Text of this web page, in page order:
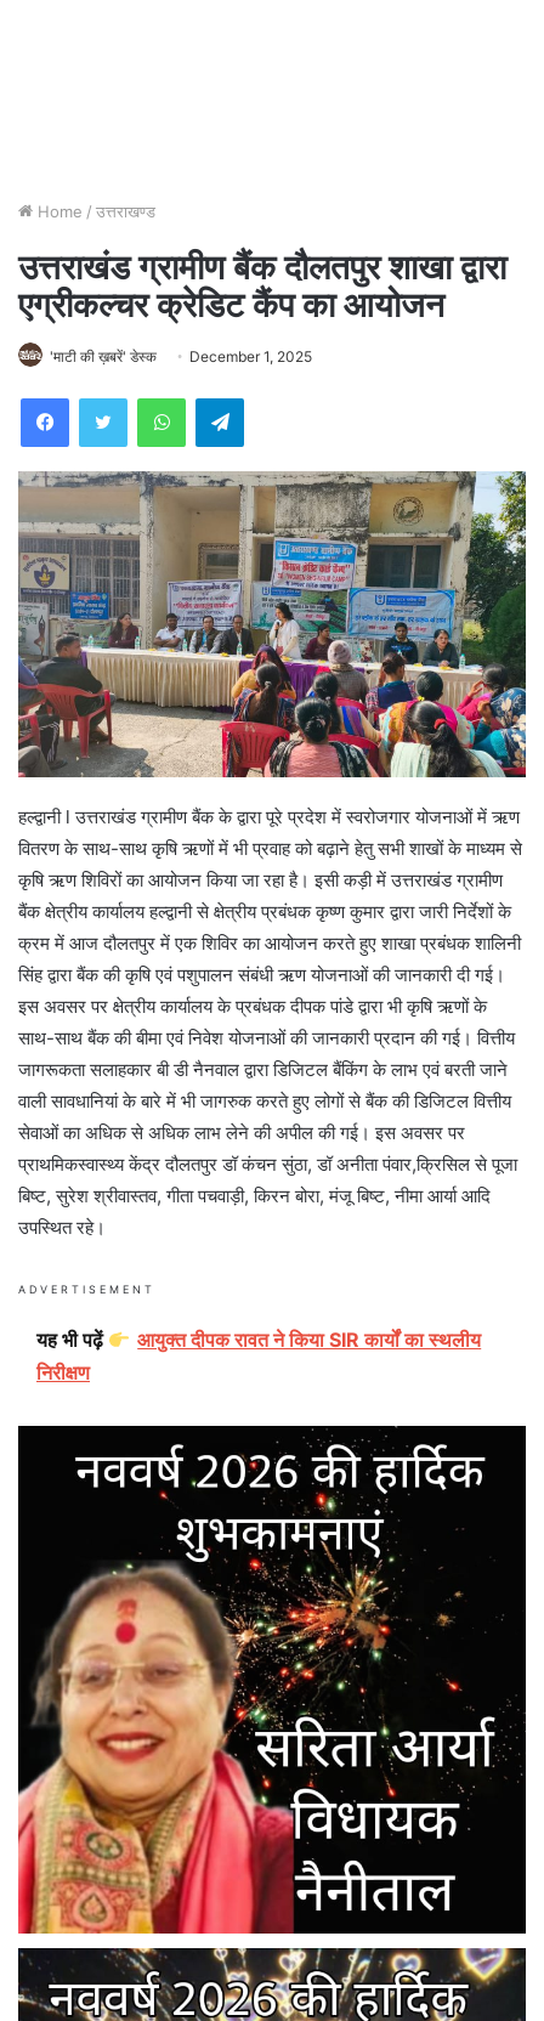
Home / उत्तराखण्ड
उत्तराखंड ग्रामीण बैंक दौलतपुर शाखा द्वारा
एग्रीकल्चर क्रेडिट कैंप का आयोजन
'माटी की ख़बरें' डेस्क December 1, 2025
WhatsAppTelegram
हल्द्वानी l उत्तराखंड ग्रामीण बैंक के द्वारा पूरे प्रदेश में स्वरोजगार योजनाओं में ऋण
वितरण के साथ-साथ कृषि ऋणों में भी प्रवाह को बढ़ाने हेतु सभी शाखों के माध्यम से
कृषि ऋण शिविरों का आयोजन किया जा रहा है। इसी कड़ी में उत्तराखंड ग्रामीण
बैंक क्षेत्रीय कार्यालय हल्द्वानी से क्षेत्रीय प्रबंधक कृष्ण कुमार द्वारा जारी निर्देशों के
क्रम में आज दौलतपुर में एक शिविर का आयोजन करते हुए शाखा प्रबंधक शालिनी
सिंह द्वारा बैंक की कृषि एवं पशुपालन संबंधी ऋण योजनाओं की जानकारी दी गई।
इस अवसर पर क्षेत्रीय कार्यालय के प्रबंधक दीपक पांडे द्वारा भी कृषि ऋणों के
साथ-साथ बैंक की बीमा एवं निवेश योजनाओं की जानकारी प्रदान की गई। वित्तीय
जागरूकता सलाहकार बी डी नैनवाल द्वारा डिजिटल बैंकिंग के लाभ एवं बरती जाने
वाली सावधानियां के बारे में भी जागरुक करते हुए लोगों से बैंक की डिजिटल वित्तीय
सेवाओं का अधिक से अधिक लाभ लेने की अपील की गई। इस अवसर पर
प्राथमिकस्वास्थ्य केंद्र दौलतपुर डॉ कंचन सुंठा, डॉ अनीता पंवार,क्रिसिल से पूजा
बिष्ट, सुरेश श्रीवास्तव, गीता पचवाड़ी, किरन बोरा, मंजू बिष्ट, नीमा आर्या आदि
उपस्थित रहे।
ADVERTISEMENT
यह भी पढ़ें
आयुक्त दीपक रावत ने किया SIR कार्यों का स्थलीय
निरीक्षण